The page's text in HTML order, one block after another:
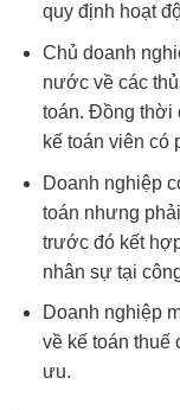
quy định hoạt
Chủ doanh
nước về các
toán. Đồng thời
kế toán viên có
Doanh nghiệp
toán nhưng
trước đó kết
nhân sự tại
Doanh nghiệp
về kế toán thuế
ưu.